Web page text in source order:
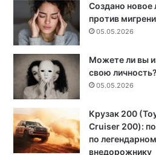
Создано новое
против мигрени
05.05.2026
Можете ли вы
свою личность?
05.05.2026
Крузак 200
Cruiser 200):
по
внедорожнику